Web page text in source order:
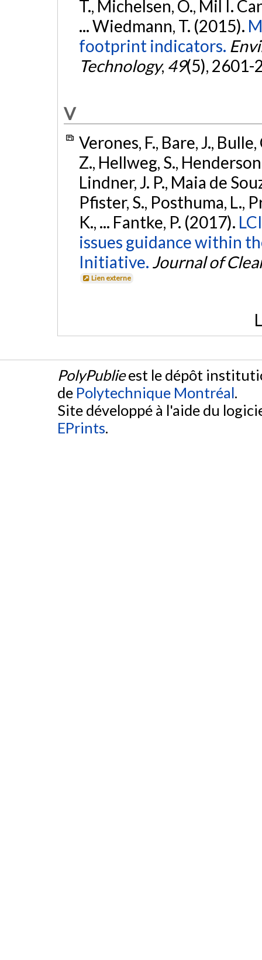
T., Michelsen, O., Mil I.
... Wiedmann, T. (2015).
footprint indicators.
Technology, 49(5), 2601-
V
Verones, F., Bare, J.,
Z., Hellweg, S.,
Lindner, J. P., Maia de
Pfister, S., Posthuma, L.,
K., ... Fantke, P. (2017).
issues guidance within
Initiative. Journal of
Lien externe
PolyPublieest le dépôt
de Polytechnique Montréal.
Site développé à l'aide du
EPrints.